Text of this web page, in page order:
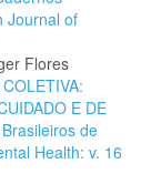
Journal of
Flores
E DE
de
Health: v. 16